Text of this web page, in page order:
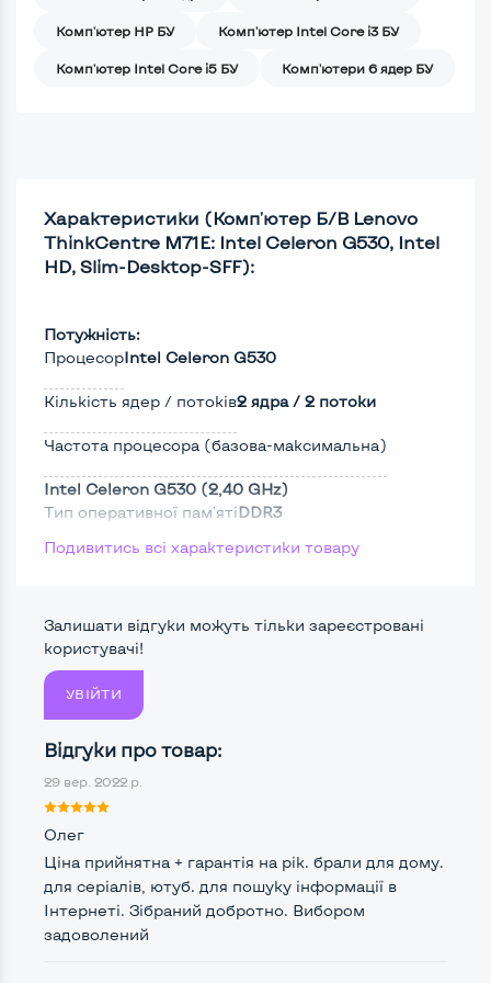
Комп'ютер HP БУ Комп'ютер Intel Core i3 БУ
Комп'ютер Intel Core i5 БУ Комп'ютери 6 ядер БУ
Характеристики (Комп'ютер Б/В Lenovo
ThinkCentre M71E: Intel Celeron G530, Intel
HD, Slim-Desktop-SFF):
Потужність:
ПроцесорIntel Celeron G530
Кількість ядер / потоків2 ядра / 2 потоки
Частота процесора (базова-максимальна)
Intel Celeron G530 (2,40 GHz)
Тип оперативної пам'ятіDDR3
Тип накопичувачаSSD 2,5"
Жесткий диск
Можливості відеокарти:
Тип відеокарти
Встроенный
Відеопроцесор системного блоку
Розмір відеопам'яті, Гб Динамічний
Подивитись всі характеристики товару
Залишати відгуки можуть тільки зареєстровані
користувачі!
УВІЙТИ
Відгуки про товар:
29 вер. 2022 р.
Олег
Ціна прийнятна + гарантія на рік. брали для дому.
для серіалів, ютуб. для пошуку інформації в
Інтернеті. Зібраний добротно. Вибором
задоволений